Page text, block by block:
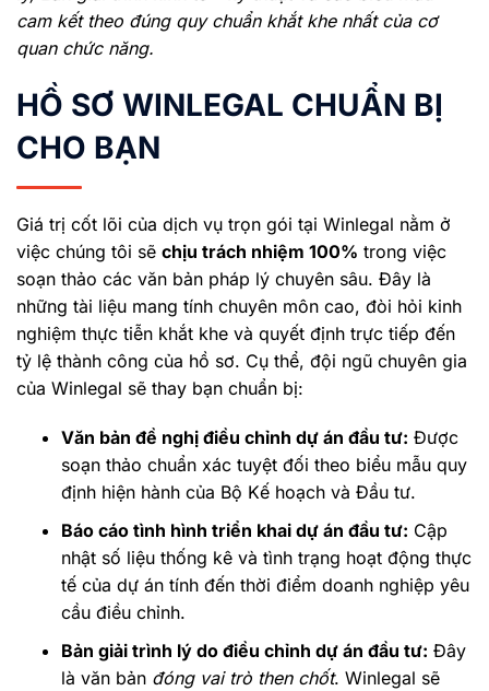
cam kết theo đúng quy chuẩn khắt khe nhất của cơ
quan chức năng.
HỒ SƠ WINLEGAL CHUẨN BỊ
CHO BẠN
Giá trị cốt lõi của dịch vụ trọn gói tại Winlegal nằm ở
việc chúng tôi sẽ chịu trách nhiệm 100% trong việc
soạn thảo các văn bản pháp lý chuyên sâu. Đây là
những tài liệu mang tính chuyên môn cao, đòi hỏi kinh
nghiệm thực tiễn khắt khe và quyết định trực tiếp đến
tỷ lệ thành công của hồ sơ. Cụ thể, đội ngũ chuyên gia
của Winlegal sẽ thay bạn chuẩn bị:
Văn bản đề nghị điều chỉnh dự án đầu tư: Được
soạn thảo chuẩn xác tuyệt đối theo biểu mẫu quy
định hiện hành của Bộ Kế hoạch và Đầu tư.
Báo cáo tình hình triển khai dự án đầu tư: Cập
nhật số liệu thống kê và tình trạng hoạt động thực
tế của dự án tính đến thời điểm doanh nghiệp yêu
cầu điều chỉnh.
Bản giải trình lý do điều chỉnh dự án đầu tư: Đây
là văn bản đóng vai trò then chốt. Winlegal sẽ